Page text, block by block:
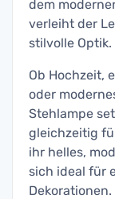
dem
verleiht der
stilvolle Optik.
Ob Hochzeit,
oder
Stehlampe
gleichzeitig
ihr helles,
sich ideal für
Dekorationen.